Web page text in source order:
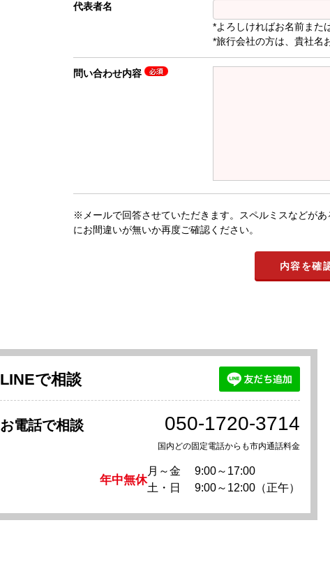
代表者名
*よろしければお名前また
*旅行会社の方は、貴社名
問い合わせ内容
※メールで回答させていただきます。スペルミスなどが
にお間違いが無いか再度ご確認ください。
LINEで相談
お電話で相談 050-1720-3714
国内どの固定電話からも市内通話料金
年中無休
月～金
9:00～17:00
土・日
9:00～12:00（正午）